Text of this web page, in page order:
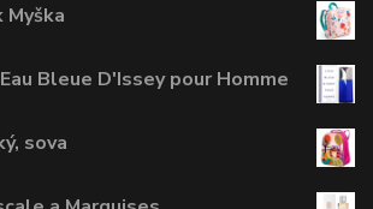
Myška
Bleue D'Issey pour Homme
sova